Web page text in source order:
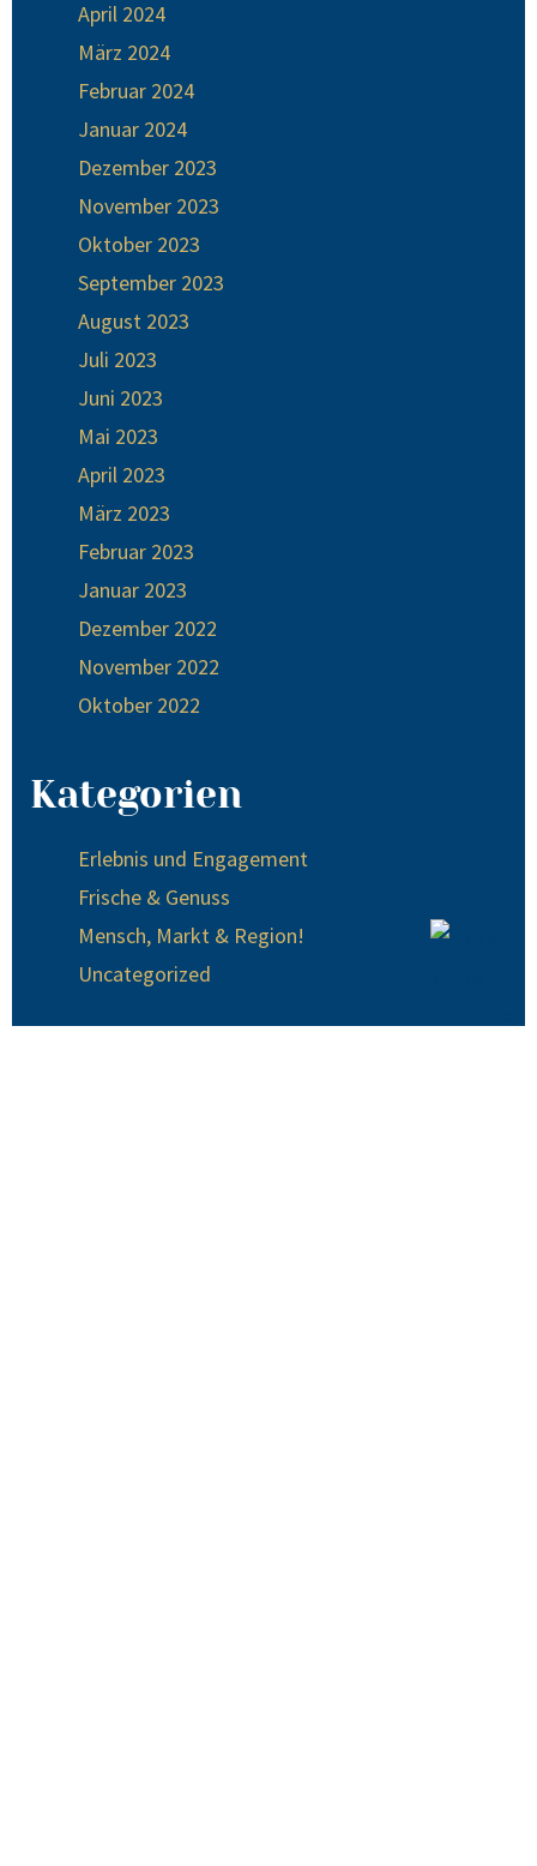
April 2024
März 2024
Februar 2024
Januar 2024
Dezember 2023
November 2023
Oktober 2023
September 2023
August 2023
Juli 2023
Juni 2023
Mai 2023
April 2023
März 2023
Februar 2023
Januar 2023
Dezember 2022
November 2022
Oktober 2022
Kategorien
Erlebnis und Engagement
Frische & Genuss
Mensch, Markt & Region!
Uncategorized